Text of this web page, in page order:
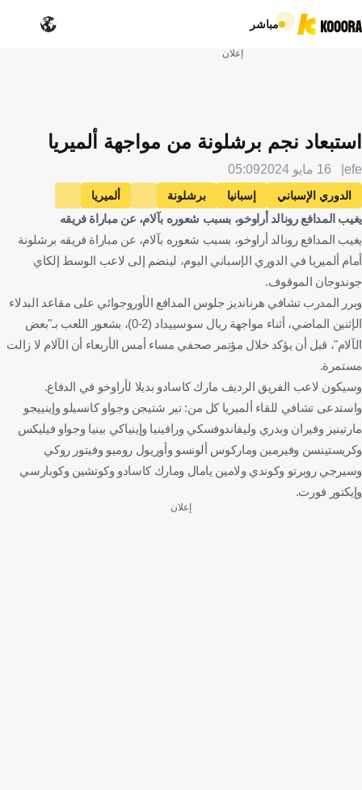
مباشر
إعلان
استبعاد نجم برشلونة من مواجهة ألميريا
efe 16 مايو 2024 05:09
الدوري الإسباني إسبانيا برشلونة
ألميريا
تشافي هرنانديز
إلكاي جوندوجان ألمانيا
فرينكي دي يونج
هولندا
رونالد أراوخو أورغواي مارك كاسادو كرة قدم
يغيب المدافع رونالد أراوخو، بسبب شعوره بآلام، عن مباراة فريقه
يغيب المدافع رونالد أراوخو، بسبب شعوره بآلام، عن مباراة فريقه برشلونة
أمام ألميريا في الدوري الإسباني اليوم، لينضم إلى لاعب الوسط إلكاي
جوندوجان الموقوف.
وبرر المدرب تشافي هرنانديز جلوس المدافع الأوروجوائي على مقاعد البدلاء
الإثنين الماضي، أثناء مواجهة ريال سوسييداد (2-0)، بشعور اللعب بـ"بعض
الآلام"، قبل أن يؤكد خلال مؤتمر صحفي مساء أمس الأربعاء أن الآلام لا زالت
مستمرة.
وسيكون لاعب الفريق الرديف مارك كاسادو بديلا لأراوخو في الدفاع.
واستدعى تشافي للقاء ألميريا كل من: تير شتيجن وجواو كانسيلو وإينييجو
مارتينيز وفيران وبدري وليفاندوفسكي ورافينيا وإينياكي بينيا وجواو فيليكس
وكريستينسن وفيرمين وماركوس ألونسو وأوريول روميو وفيتور روكي
وسيرجي روبرتو وكوندي ولامين يامال ومارك كاسادو وكوتشين وكوبارسي
وإيكتور فورت.
إعلان